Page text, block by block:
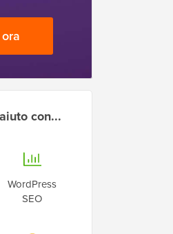
con...
WordPress
SEO